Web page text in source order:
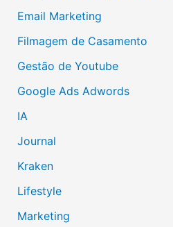
Email Marketing
Filmagem de Casamento
Gestão de Youtube
Google Ads Adwords
IA
Journal
Kraken
Lifestyle
Marketing